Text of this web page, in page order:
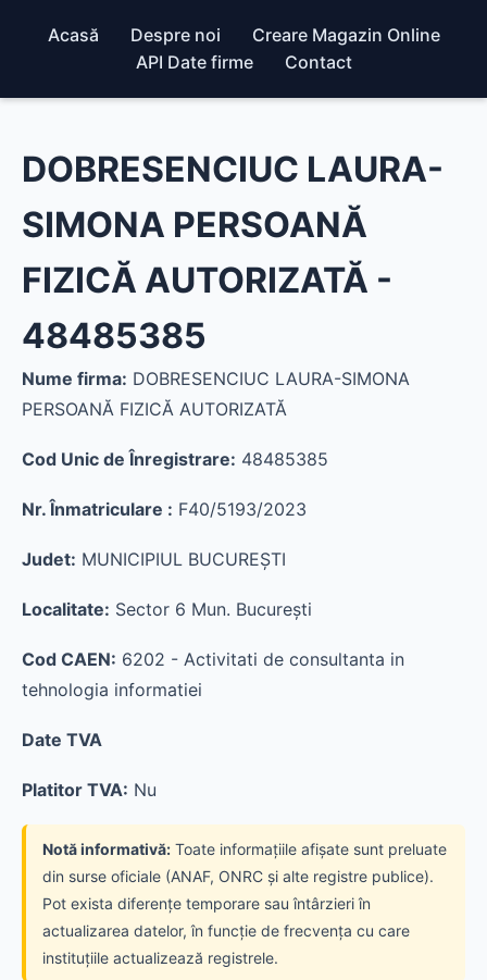
Acasă Despre noi
Creare Magazin Online
API Date firme
Contact
DOBRESENCIUC LAURA-
SIMONA PERSOANĂ
FIZICĂ AUTORIZATĂ -
48485385
Nume firma: DOBRESENCIUC LAURA-SIMONA
PERSOANĂ FIZICĂ AUTORIZATĂ
Cod Unic de Înregistrare: 48485385
Nr. Înmatriculare : F40/5193/2023
Judet: MUNICIPIUL BUCUREŞTI
Localitate: Sector 6 Mun. Bucureşti
Cod CAEN: 6202 - Activitati de consultanta in
tehnologia informatiei
Date TVA
Platitor TVA: Nu
Notă informativă: Toate informațiile afișate sunt preluate
din surse oficiale (ANAF, ONRC și alte registre publice).
Pot exista diferențe temporare sau întârzieri în
actualizarea datelor, în funcție de frecvența cu care
instituțiile actualizează registrele.